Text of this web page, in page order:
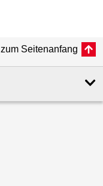
zum Seitenanfang